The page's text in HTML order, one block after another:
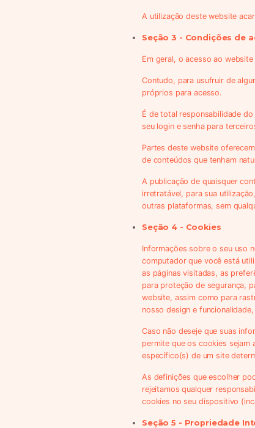
A utilização deste website
Seção 3 - Condições de
Em geral, o acesso ao
Contudo, para usufruir de
próprios para acesso.
É de total responsabilidade
seu login e senha para
Partes deste website
de conteúdos que tenham
A publicação de quaisquer
irretratável, para sua
outras plataformas, sem
Seção 4 - Cookies
Informações sobre o seu uso
computador que você está
as páginas visitadas, as
para proteção de segurança,
website, assim como para
nosso design e
Caso não deseje que suas
permite que os cookies sejam
específico(s) de um site
As definições que escolher
rejeitamos qualquer
cookies no seu dispositivo
Seção 5 - Propriedade